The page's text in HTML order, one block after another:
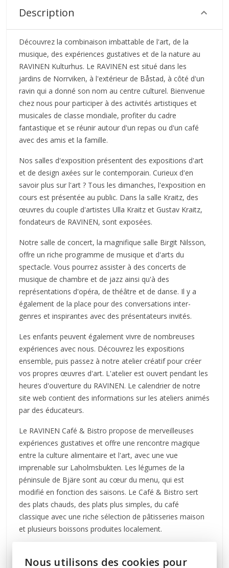
Description
Découvrez la combinaison imbattable de l'art, de la
musique, des expériences gustatives et de la nature au
RAVINEN Kulturhus. Le RAVINEN est situé dans les
jardins de Norrviken, à l'extérieur de Båstad, à côté d'un
ravin qui a donné son nom au centre culturel. Bienvenue
chez nous pour participer à des activités artistiques et
musicales de classe mondiale, profiter du cadre
fantastique et se réunir autour d'un repas ou d'un café
avec des amis et la famille.
Nos salles d'exposition présentent des expositions d'art
et de design axées sur le contemporain. Curieux d'en
savoir plus sur l'art ? Tous les dimanches, l'exposition en
cours est présentée au public. Dans la salle Kraitz, des
œuvres du couple d'artistes Ulla Kraitz et Gustav Kraitz,
fondateurs de RAVINEN, sont exposées.
Notre salle de concert, la magnifique salle Birgit Nilsson,
offre un riche programme de musique et d'arts du
spectacle. Vous pourrez assister à des concerts de
musique de chambre et de jazz ainsi qu'à des
représentations d'opéra, de théâtre et de danse. Il y a
également de la place pour des conversations inter-
genres et inspirantes avec des présentateurs invités.
Les enfants peuvent également vivre de nombreuses
expériences avec nous. Découvrez les expositions
ensemble, puis passez à notre atelier créatif pour créer
vos propres œuvres d'art. L'atelier est ouvert pendant les
heures d'ouverture du RAVINEN. Le calendrier de notre
site web contient des informations sur les ateliers animés
par des éducateurs.
Le RAVINEN Café & Bistro propose de merveilleuses
expériences gustatives et offre une rencontre magique
entre la culture alimentaire et l'art, avec une vue
imprenable sur Laholmsbukten. Les légumes de la
péninsule de Bjäre sont au cœur du menu, qui est
modifié en fonction des saisons. Le Café & Bistro sert
des plats chauds, des plats plus simples, du café
classique avec une riche sélection de pâtisseries maison
et plusieurs boissons produites localement.
Nous utilisons des cookies pour